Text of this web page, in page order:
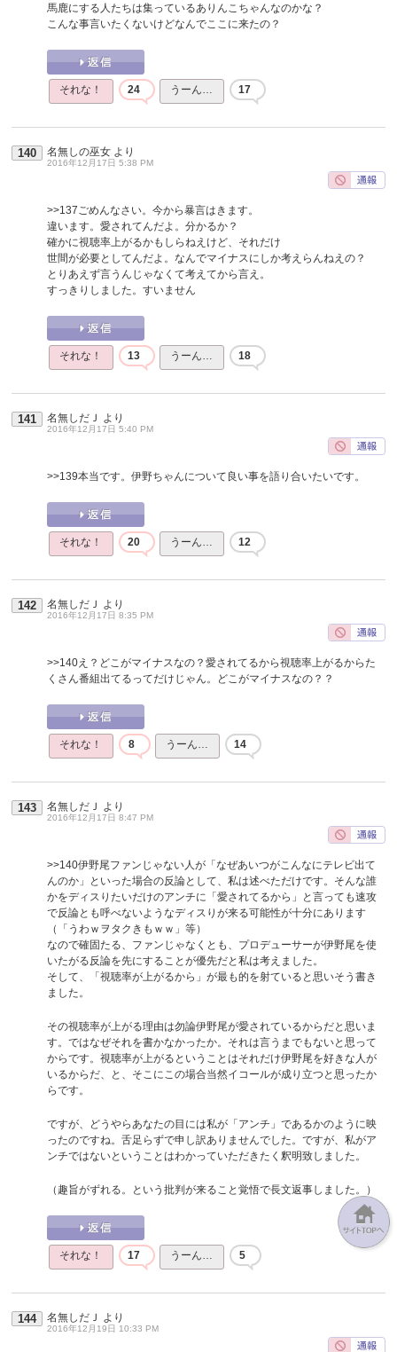
馬鹿にする人たちは集っているありんこちゃんなのかな？
こんな事言いたくないけどなんでここに来たの？
それな！ 24 うーん… 17
140 名無しの巫女 より
2016年12月17日 5:38 PM
>>137ごめんなさい。今から暴言はきます。
違います。愛されてんだよ。分かるか？
確かに視聴率上がるかもしらねえけど、それだけ
世間が必要としてんだよ。なんでマイナスにしか考えらんねえの？
とりあえず言うんじゃなくて考えてから言え。
すっきりしました。すいません
それな！ 13 うーん… 18
141 名無しだＪ より
2016年12月17日 5:40 PM
>>139本当です。伊野ちゃんについて良い事を語り合いたいです。
それな！ 20 うーん… 12
142 名無しだＪ より
2016年12月17日 8:35 PM
>>140え？どこがマイナスなの？愛されてるから視聴率上がるからた
くさん番組出てるってだけじゃん。どこがマイナスなの？？
それな！ 8 うーん… 14
143 名無しだＪ より
2016年12月17日 8:47 PM
>>140伊野尾ファンじゃない人が「なぜあいつがこんなにテレビ出て
んのか」といった場合の反論として、私は述べただけです。そんな誰
かをディスりたいだけのアンチに「愛されてるから」と言っても速攻
で反論とも呼べないようなディスりが来る可能性が十分にあります
（「うわｗヲタクきもｗｗ」等）
なので確固たる、ファンじゃなくとも、プロデューサーが伊野尾を使
いたがる反論を先にすることが優先だと私は考えました。
そして、「視聴率が上がるから」が最も的を射ていると思いそう書き
ました。
その視聴率が上がる理由は勿論伊野尾が愛されているからだと思いま
す。ではなぜそれを書かなかったか。それは言うまでもないと思って
からです。視聴率が上がるということはそれだけ伊野尾を好きな人が
いるからだ、と、そこにこの場合当然イコールが成り立つと思ったか
らです。
ですが、どうやらあなたの目には私が「アンチ」であるかのように映
ったのですね。舌足らずで申し訳ありませんでした。ですが、私がア
ンチではないということはわかっていただきたく釈明致しました。
（趣旨がずれる。という批判が来ること覚悟で長文返事しました。）
それな！ 17 うーん… 5
144 名無しだＪ より
2016年12月19日 10:33 PM